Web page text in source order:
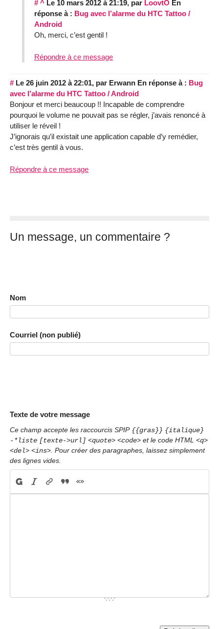
# ^ Le 10 mars 2012 à 21:19, par LoovtO En
réponse à : Bug avec l’alarme du HTC Tattoo /
Android
Oh, merci, c’est gentil !
Répondre à ce message
# Le 26 juin 2012 à 22:01, par Erwann En réponse à : Bug
avec l’alarme du HTC Tattoo / Android
Bonjour et merci beaucoup !! Incapable de comprendre
pourquoi le volume ne pouvait pas se régler, j’avais renoncé à
utiliser le réveil !
J’ignorais qu’il existait une application capable d’y remédier,
c’est très gentil à vous.
Répondre à ce message
Un message, un commentaire ?
Nom
Courriel (non publié)
Texte de votre message
Ce champ accepte les raccourcis SPIP {{gras}} {italique}
-*liste [texte->url] <quote> <code> et le code HTML <q>
<del> <ins>. Pour créer des paragraphes, laissez simplement
des lignes vides.